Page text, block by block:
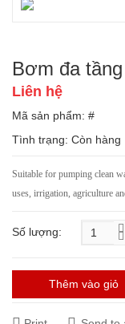
Bơm đa
Liên hệ
Mã sản phẩm: #
Tình trạng: Còn hàng
Suitable for pumping clean
uses, irrigation, agriculture
Số lượng:
Thêm vào giỏ